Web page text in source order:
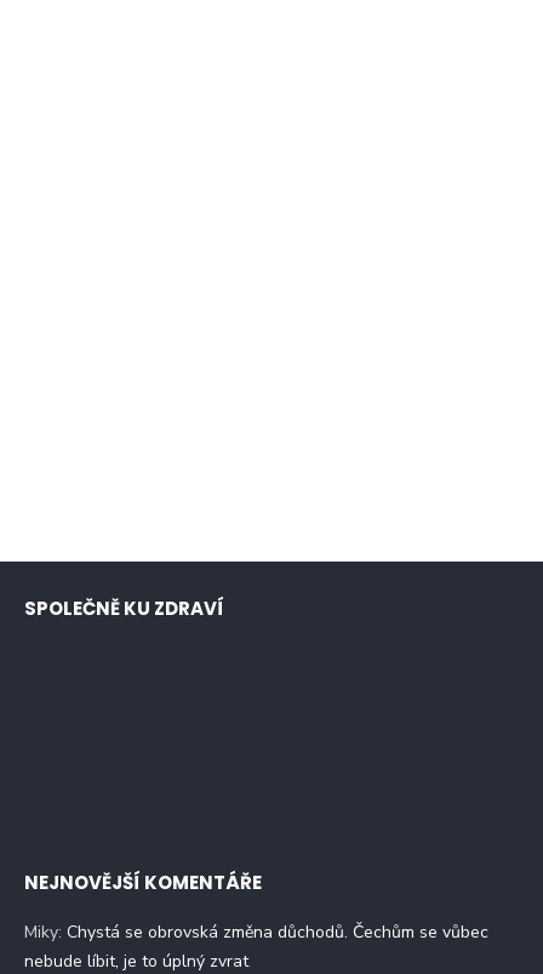
SPOLEČNĚ KU ZDRAVÍ
NEJNOVĚJŠÍ KOMENTÁŘE
Miky: Chystá se obrovská změna důchodů. Čechům se vůbec
nebude líbit, je to úplný zvrat